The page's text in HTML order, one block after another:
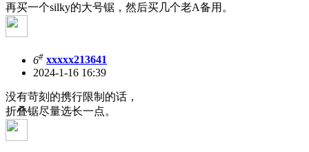
再买一个silky的大号锯，然后买几个老A备用。
6# xxxxx213641
2024-1-16 16:39
没有苛刻的携行限制的话，
折叠锯尽量选长一点。